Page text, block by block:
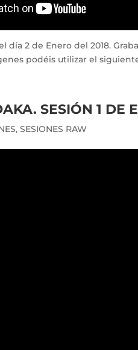
día 2 de Enero del 2018.
podéis utilizar el
SESIÓN 1 DE
,SESIONES RAW